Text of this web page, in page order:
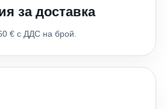
за доставка
€ с ДДС на брой.